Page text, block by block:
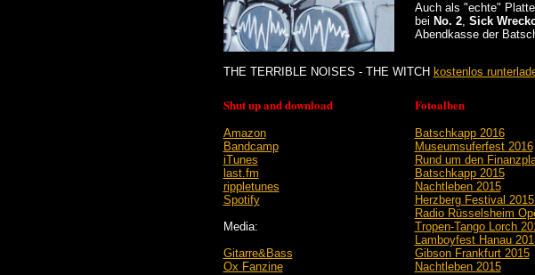
Auch als "echte"
bei No. 2, Sick
Abendkasse der
THE TERRIBLE NOISES - THE WITCH kostenlos
Shut up and download Fotoalben
Amazon
Bandcamp
iTunes
last.fm
rippletunes
Spotify
Media:
Gitarre&Bass
Ox Fanzine
Batschkapp 2016
Museumsuferfest 2016
Rund um den
Batschkapp 2015
Nachtleben 2015
Herzberg Festival
Radio Rüsselsheim
Tropen-Tango Lorch
Lamboyfest Hanau
Gibson Frankfurt 2015
Nachtleben 2015